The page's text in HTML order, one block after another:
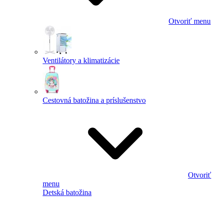
Otvoriť menu
Ventilátory a klimatizácie
Cestovná batožina a príslušenstvo
Otvoriť
menu
Detská batožina